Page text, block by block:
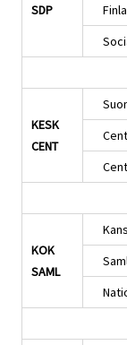
SDP
KESK
CENT
KOK
SAML